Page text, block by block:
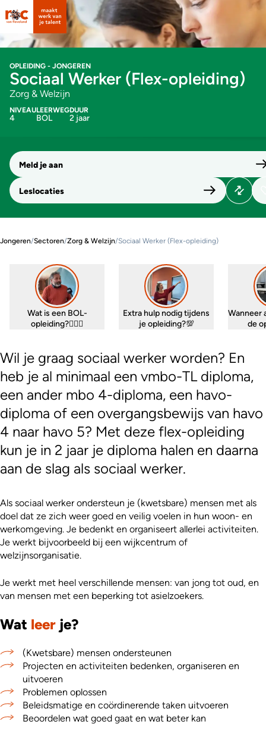
OPLEIDING - JONGEREN
Sociaal Werker (Flex-opleiding)
Zorg & Welzijn
NIVEAU
4
LEERWEG
BOL
DUUR
2 jaar
Meld je aan
Leslocaties
Jongeren/Sectoren/Zorg & Welzijn/Sociaal Werker (Flex-opleiding)
Wat is een BOL-
opleiding?🤷🏼‍♀️
Extra hulp nodig tijdens
je opleiding?💯
Wanneer
de
Wil je graag sociaal werker worden? En
heb je al minimaal een vmbo-TL diploma,
een ander mbo 4-diploma, een havo-
diploma of een overgangsbewijs van havo
4 naar havo 5? Met deze flex-opleiding
kun je in 2 jaar je diploma halen en daarna
aan de slag als sociaal werker.
Als sociaal werker ondersteun je (kwetsbare) mensen met als
doel dat ze zich weer goed en veilig voelen in hun woon- en
werkomgeving. Je bedenkt en organiseert allerlei activiteiten.
Je werkt bijvoorbeeld bij een wijkcentrum of
welzijnsorganisatie.
Je werkt met heel verschillende mensen: van jong tot oud, en
van mensen met een beperking tot asielzoekers.
Wat leer je?
(Kwetsbare) mensen ondersteunen
Projecten en activiteiten bedenken, organiseren en
uitvoeren
Problemen oplossen
Beleidsmatige en coördinerende taken uitvoeren
Beoordelen wat goed gaat en wat beter kan